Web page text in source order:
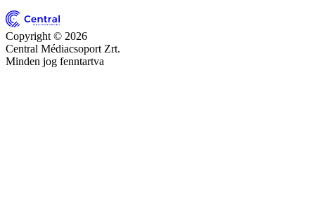
Copyright © 2026
Central Médiacsoport Zrt.
Minden jog fenntartva